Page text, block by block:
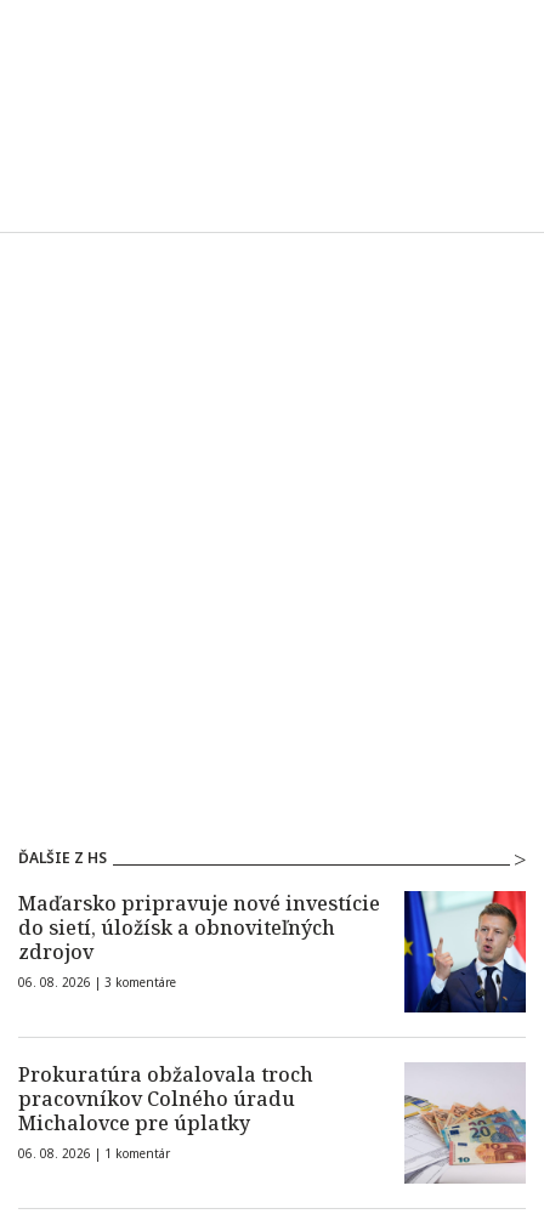
ĎALŠIE Z HS
Maďarsko pripravuje nové investície
do sietí, úložísk a obnoviteľných
zdrojov
06. 08. 2026 | 3 komentáre
Prokuratúra obžalovala troch
pracovníkov Colného úradu
Michalovce pre úplatky
06. 08. 2026 | 1 komentár